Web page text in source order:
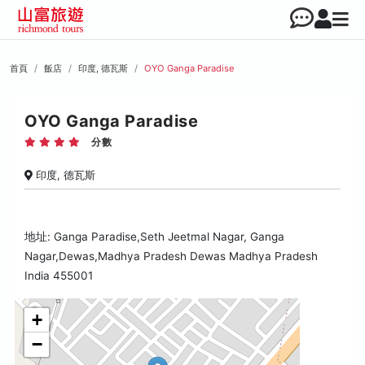
首頁 飯店 印度, 德瓦斯 OYO Ganga Paradise
OYO Ganga Paradise
分數
印度, 德瓦斯
地址: Ganga Paradise,Seth Jeetmal Nagar, Ganga
Nagar,Dewas,Madhya Pradesh Dewas Madhya Pradesh
India 455001
+
−